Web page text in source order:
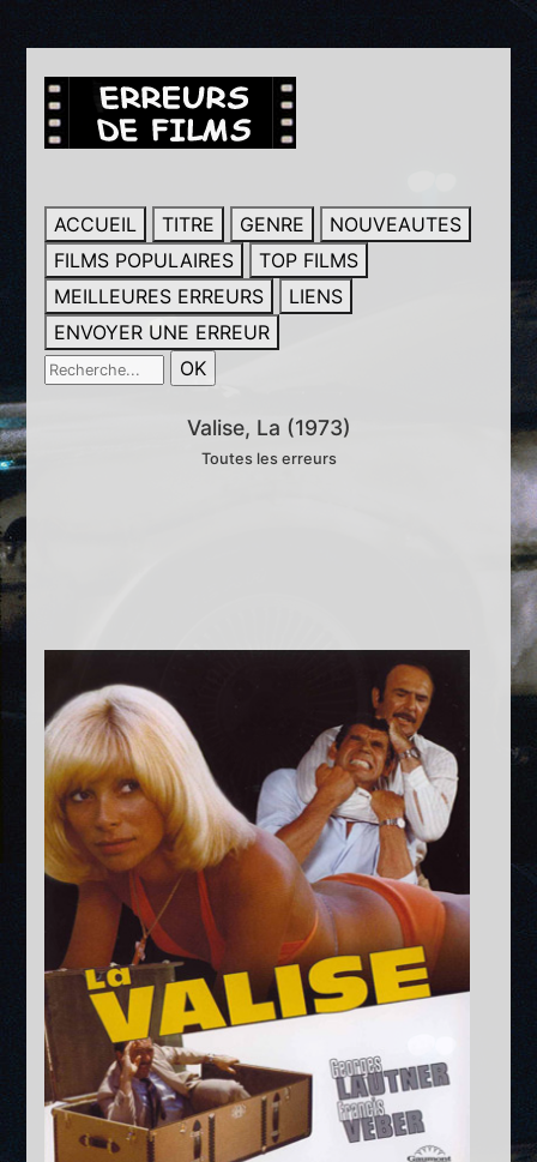
ACCUEIL TITRE GENRE
NOUVEAUTES
FILMS POPULAIRES
TOP FILMS
MEILLEURES ERREURS
LIENS
ENVOYER UNE ERREUR
Valise, La (1973)
Toutes les erreurs